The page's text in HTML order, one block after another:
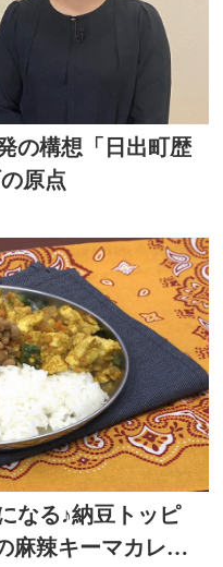
の構想「日出町歴
原点
なる♪納豆トッピ
麻辣キーマカレ